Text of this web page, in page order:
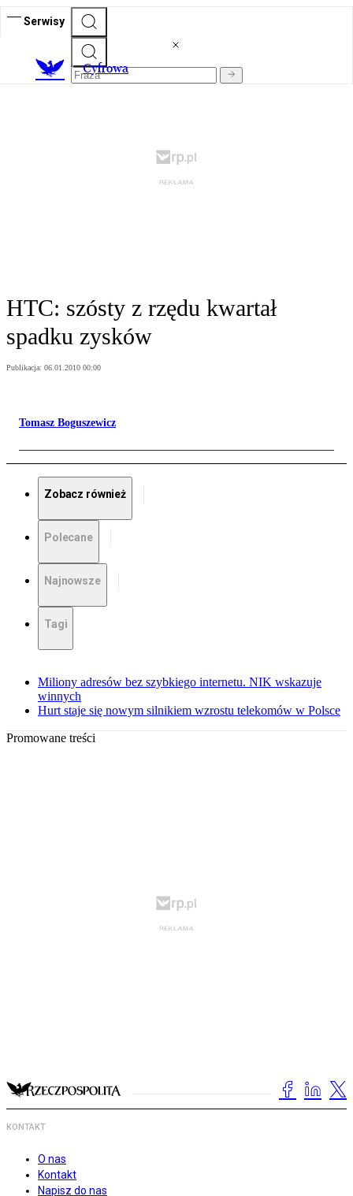
Serwisy
Cyfrowa
HTC: szósty z rzędu kwartał
spadku zysków
Publikacja: 06.01.2010 00:00
Tomasz Boguszewicz
Zobacz również
Polecane
Najnowsze
Tagi
Miliony adresów bez szybkiego internetu. NIK wskazuje
winnych
Hurt staje się nowym silnikiem wzrostu telekomów w Polsce
Promowane treści
KONTAKT
O nas
Kontakt
Napisz do nas